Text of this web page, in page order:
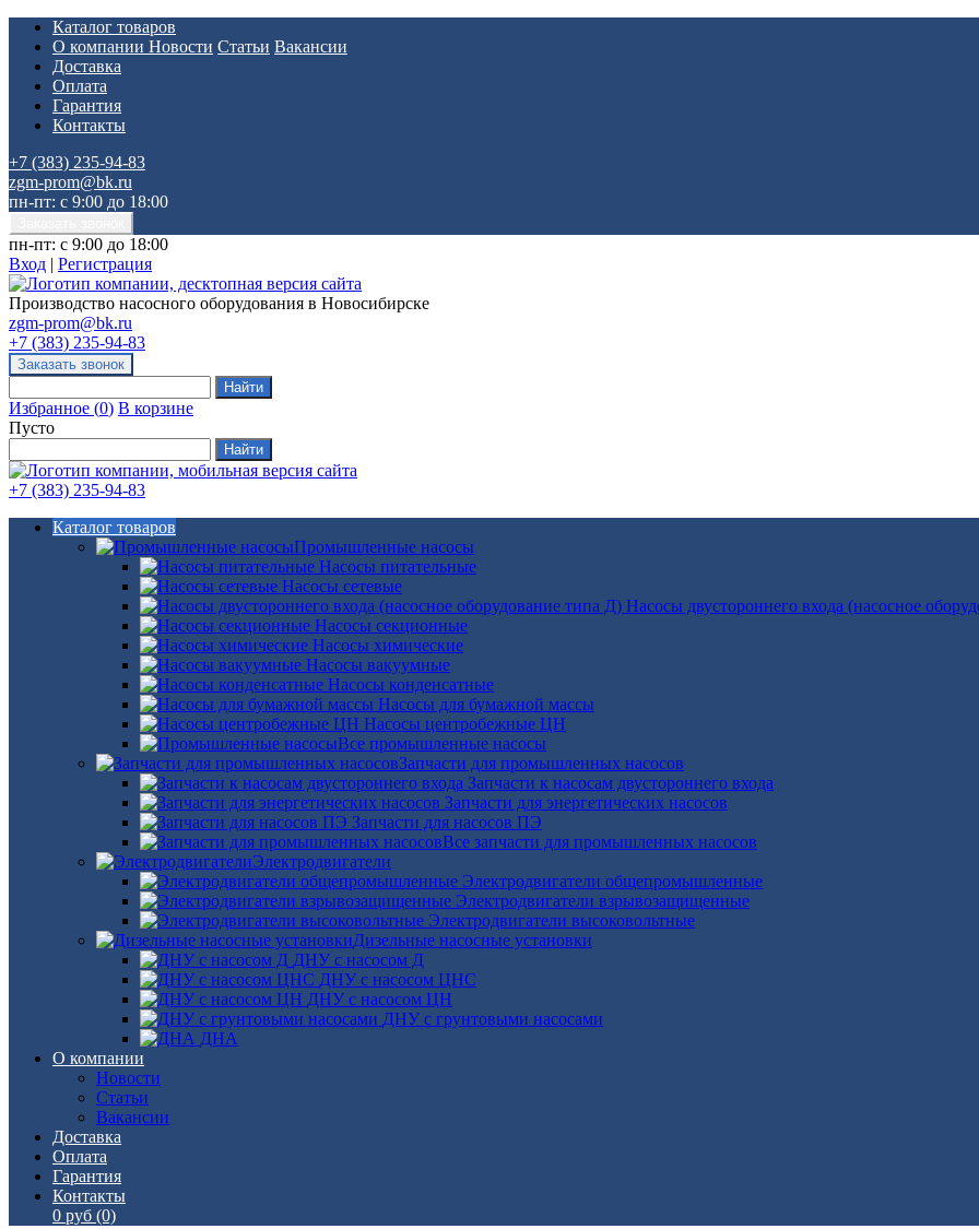
Каталог товаров
О компании Новости Статьи Вакансии
Доставка
Оплата
Гарантия
Контакты
+7 (383) 235-94-83
zgm-prom@bk.ru
пн-пт: с 9:00 до 18:00
пн-пт: с 9:00 до 18:00
Вход | Регистрация
Производство насосного оборудования в Новосибирске
zgm-prom@bk.ru
+7 (383) 235-94-83
Избранное (0) В корзине
Пусто
+7 (383) 235-94-83
Каталог товаров
Промышленные насосы
Насосы питательные
Насосы сетевые
Насосы двустороннего входа (насосное
Насосы секционные
Насосы химические
Насосы вакуумные
Насосы конденсатные
Насосы для бумажной массы
Насосы центробежные ЦН
Все промышленные насосы
Запчасти для промышленных насосов
Запчасти к насосам двустороннего входа
Запчасти для энергетических насосов
Запчасти для насосов ПЭ
Все запчасти для промышленных насосов
Электродвигатели
Электродвигатели общепромышленные
Электродвигатели взрывозащищенные
Электродвигатели высоковольтные
Дизельные насосные установки
ДНУ с насосом Д
ДНУ с насосом ЦНС
ДНУ с насосом ЦН
ДНУ с грунтовыми насосами
ДНА
О компании
Новости
Статьи
Вакансии
Доставка
Оплата
Гарантия
Контакты
0 руб (0)